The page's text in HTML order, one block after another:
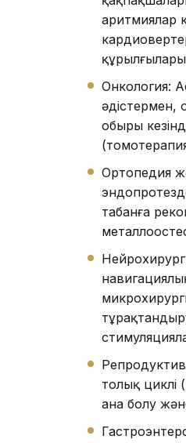
аритмиялар
Онкология:
әдістермен,
обыры
Ортопедия
табанға
толық циклі
ана болу